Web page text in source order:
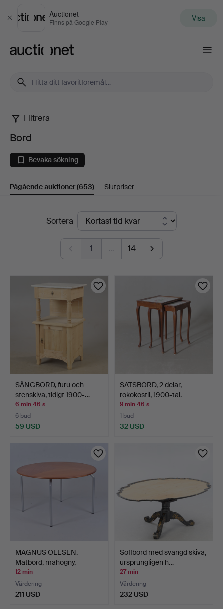
Stäng
Auctionet
Finns på Google Play Visa
BordFiltrera
Bord
Bevaka sökning
Pågående auktioner(653) Slutpriser
PågåendeSortera
1 … 14
SÄNGBORD, furu och
stenskiva, tidigt 1900-…
6 min 46 s
6 bud
59 USD
SATSBORD, 2 delar,
rokokostil, 1900-tal.
9 min 46 s
1 bud
32 USD
MAGNUS OLESEN.
Matbord, mahogny,
Danmark.
12 min
Värdering
211 USD
Soffbord med svängd skiva,
ursprungligen h…
27 min
Värdering
232 USD